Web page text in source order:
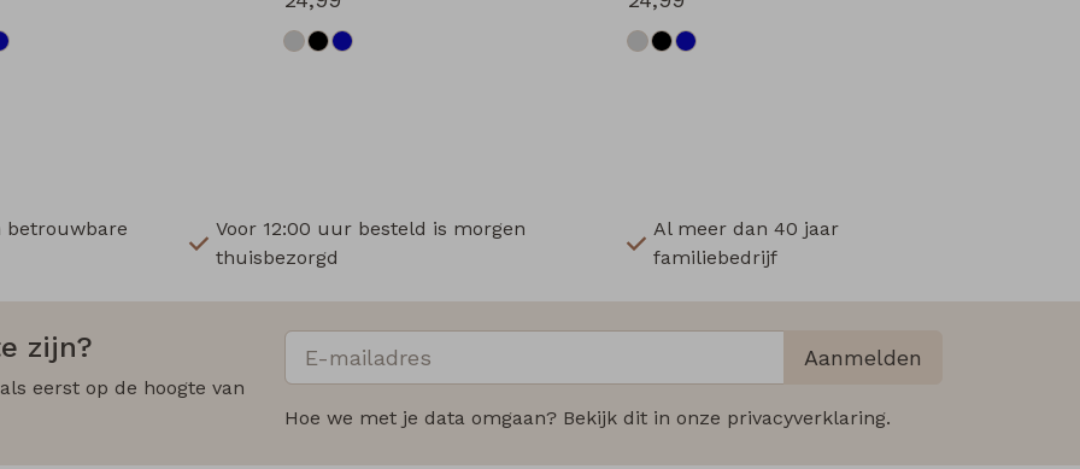
betrouwbare
Voor 12:00 uur besteld is morgen
thuisbezorgd
Al meer dan 40 jaar
familiebedrijf
zijn?
eerst op de hoogte van
Aanmelden
Hoe we met je data omgaan? Bekijk dit in onze privacyverklaring.